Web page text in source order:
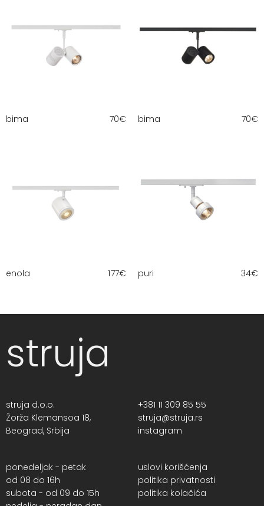
bima 70€ bima 70€
enola 177€ puri 34€
struja
struja d.o.o.
Žorža Klemansoa 18,
Beograd, Srbija
+381 11 309 85 55
struja@struja.rs
instagram
ponedeljak - petak
od 08 do 16h
subota - od 09 do 15h
uslovi korišćenja
politika privatnosti
politika kolačića